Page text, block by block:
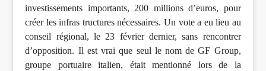
investissements importants, 200 millions d’euros, pour
créer les infras tructures nécessaires. Un vote a eu lieu au
conseil régional, le 23 février dernier, sans rencontrer
d’opposition. Il est vrai que seul le nom de GF Group,
groupe portuaire italien, était mentionné lors de la